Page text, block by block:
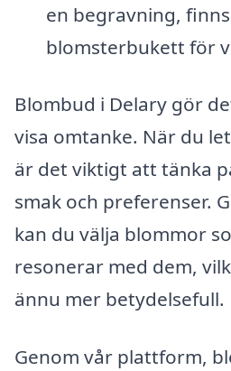
en begravning,
blomsterbukett för
Blombud i Delary gör
visa omtanke. När du
är det viktigt att tänka
smak och preferenser.
kan du välja blommor
resonerar med dem,
ännu mer betydelsefull.
Genom vår plattform,